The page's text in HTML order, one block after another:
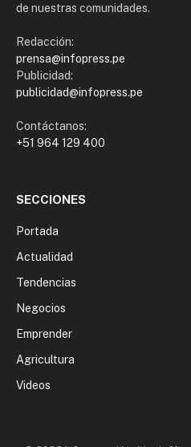
de nuestras comunidades.
Redacción:
prensa@infopress.pe
Publicidad:
publicidad@infopress.pe
Contáctanos:
+51 964 129 400
SECCIONES
Portada
Actualidad
Tendencias
Negocios
Emprender
Agricultura
Videos